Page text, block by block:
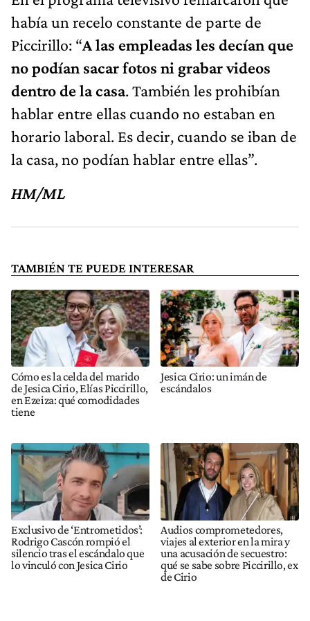
había un recelo constante de parte de
Piccirillo: “A las empleadas les decían que
no podían sacar fotos ni grabar videos
dentro de la casa. También les prohibían
hablar entre ellas cuando no estaban en
horario laboral. Es decir, cuando se iban de
la casa, no podían hablar entre ellas”.
HM/ML
TAMBIÉN TE PUEDE INTERESAR
Cómo es la celda del marido
de Jesica Cirio, Elías Piccirillo,
en Ezeiza: qué comodidades
tiene
Jesica Cirio: un imán de
escándalos
Exclusivo de ‘Entrometidos’:
Rodrigo Cascón rompió el
silencio tras el escándalo que
lo vinculó con Jesica Cirio
Audios comprometedores,
viajes al exterior en la mira y
una acusación de secuestro:
qué se sabe sobre Piccirillo, ex
de Cirio